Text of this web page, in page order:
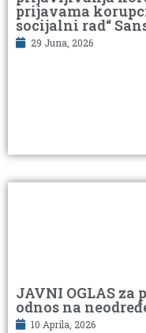
prijavama
socijalni rad“
29 Juna, 2026
JAVNI OGLAS
odnos na
10 Aprila, 2026